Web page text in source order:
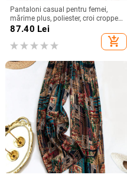
Pantaloni casual pentru femei,
mărime plus, poliester, croi cropped,
talie înaltă, croi drept, croi relaxat
87.40 Lei
add_shopping_cart